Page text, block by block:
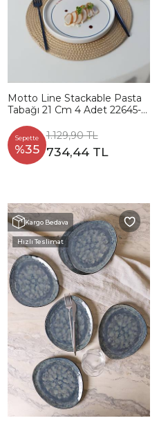
Motto Line Stackable Pasta
Tabağı 21 Cm 4 Adet 22645-
Sepette
%35
1.129,90 TL
734,44 TL
Kargo Bedava
Hızlı Teslimat